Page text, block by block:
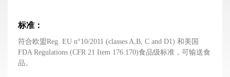
标准：
符合欧盟Reg. EU n°10/2011 (classes A,B, C and D1) 和美国
FDA Regulations (CFR 21 Item 176.170)食品级标准，可输送食
品。